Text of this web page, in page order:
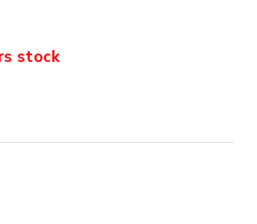
stock